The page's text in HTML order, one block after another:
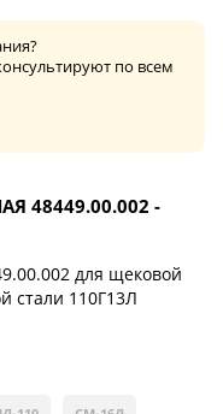
по всем
48449.00.002 -
для щековой
стали 110Г13Л